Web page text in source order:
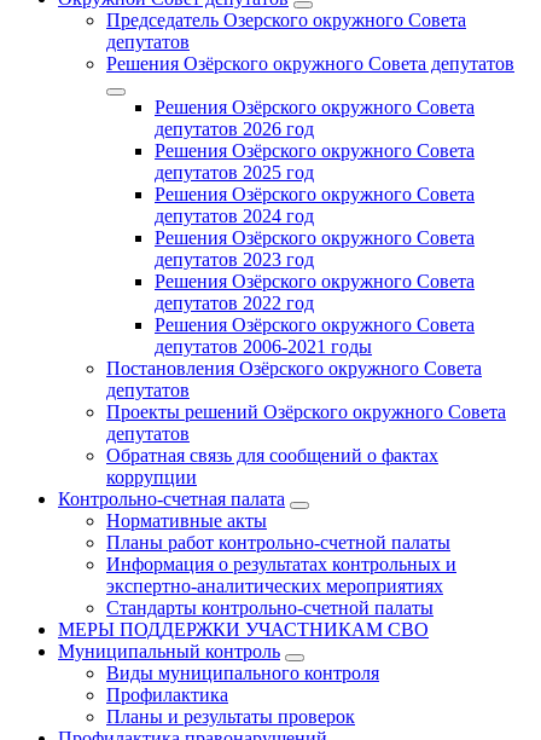
Председатель Озерского окружного Совета
депутатов
Решения Озёрского окружного Совета депутатов
Решения Озёрского окружного Совета
депутатов 2026 год
Решения Озёрского окружного Совета
депутатов 2025 год
Решения Озёрского окружного Совета
депутатов 2024 год
Решения Озёрского окружного Совета
депутатов 2023 год
Решения Озёрского окружного Совета
депутатов 2022 год
Решения Озёрского окружного Совета
депутатов 2006-2021 годы
Постановления Озёрского окружного Совета
депутатов
Проекты решений Озёрского окружного Совета
депутатов
Обратная связь для сообщений о фактах
коррупции
Контрольно-счетная палата
Нормативные акты
Планы работ контрольно-счетной палаты
Информация о результатах контрольных и
экспертно-аналитических мероприятиях
Стандарты контрольно-счетной палаты
МЕРЫ ПОДДЕРЖКИ УЧАСТНИКАМ СВО
Муниципальный контроль
Виды муниципального контроля
Профилактика
Планы и результаты проверок